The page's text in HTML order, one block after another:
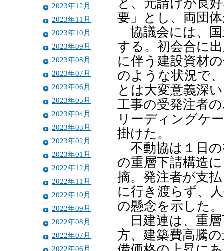
2023年12月
2023年11月
2023年10月
2023年09月
2023年08月
2023年07月
2023年06月
2023年05月
2023年04月
2023年03月
2023年02月
2023年01月
2022年12月
2022年11月
2022年10月
2022年09月
2022年08月
2022年07月
2022年06月
と、元請けが良
要」とし、両団
協議会には、国
する。初会合に
に伴う建設資材
のような状況で
とは大変意義深
工事の受発注者
リーディングケ
掛けた。
不動協は１日の
の重層下請構造
摘。発注者が支
に行き渡らず、
の懸念を示した。
日建連は、重層
方、建築費高騰